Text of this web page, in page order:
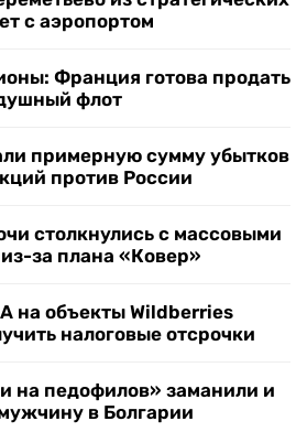
с аэропортом
Франция готова продать
флот
примерную сумму убытков
против России
столкнулись с массовыми
за плана «Ковер»
на объекты Wildberries
налоговые отсрочки
на педофилов» заманили и
в Болгарии